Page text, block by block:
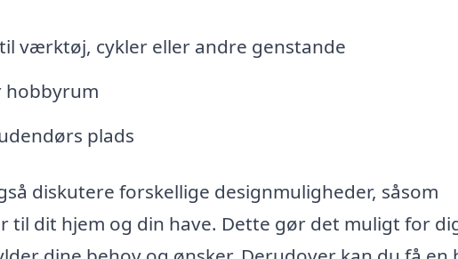
værktøj, cykler eller andre genstande
hobbyrum
plads
diskutere forskellige designmuligheder, såsom
til dit hjem og din have. Dette gør det muligt for